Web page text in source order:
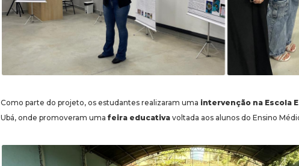
Como parte do projeto, os estudantes realizaram uma intervenção na Escola
Ubá, onde promoveram uma feira educativa voltada aos alunos do Ensino